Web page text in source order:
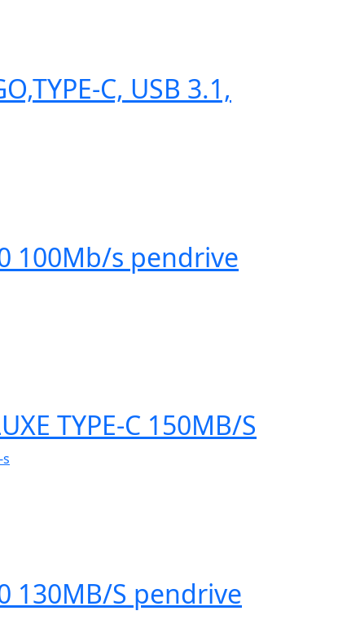
C, USB 3.1,
100Mb/s pendrive
TYPE-C 150MB/S
130MB/S pendrive